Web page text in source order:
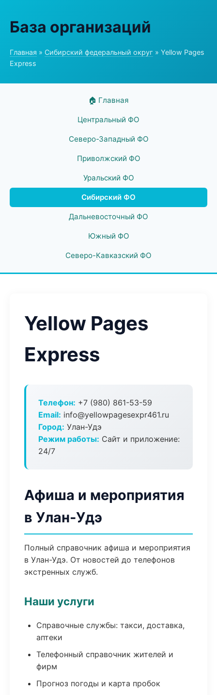
База организаций
Главная » Сибирский федеральный округ » Yellow Pages
Express
🏠 Главная
Центральный ФО
Северо-Западный ФО
Приволжский ФО
Уральский ФО
Сибирский ФО
Дальневосточный ФО
Южный ФО
Северо-Кавказский ФО
Yellow Pages
Express
Телефон: +7 (980) 861-53-59
Email: info@yellowpagesexpr461.ru
Город: Улан-Удэ
Режим работы: Сайт и приложение:
24/7
Афиша и мероприятия
в Улан-Удэ
Полный справочник афиша и мероприятия
в Улан-Удэ. От новостей до телефонов
экстренных служб.
Наши услуги
Справочные службы: такси, доставка,
аптеки
Телефонный справочник жителей и
фирм
Прогноз погоды и карта пробок